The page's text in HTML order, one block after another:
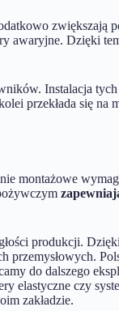
zwiększają
awaryjne. Dzięki
Instalacja
przekłada się na
montażowe
produkcji.
przemysłowych.
do dalszego
czy
zakładzie.